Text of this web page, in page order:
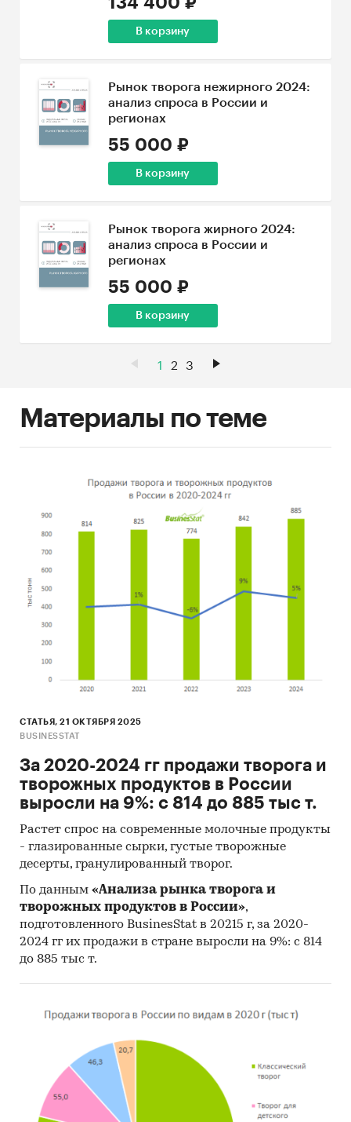
В корзину
Рынок творога нежирного 2024:
анализ спроса в России и
регионах
55 000 ₽
В корзину
Рынок творога жирного 2024:
анализ спроса в России и
регионах
55 000 ₽
В корзину
1 2 3
Материалы по теме
СТАТЬЯ, 21 ОКТЯБРЯ 2025
BUSINESSTAT
За 2020-2024 гг продажи творога и
творожных продуктов в России
выросли на 9%: с 814 до 885 тыс т.
Растет спрос на современные молочные продукты
- глазированные сырки, густые творожные
десерты, гранулированный творог.
По данным «Анализа рынка творога и
творожных продуктов в России»,
подготовленного BusinesStat в 20215 г, за 2020-
2024 гг их продажи в стране выросли на 9%: с 814
до 885 тыс т.